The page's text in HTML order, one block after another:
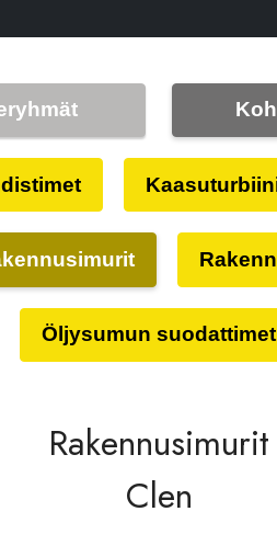
Öljysumun suodattimet
Rakennusimurit
Clen